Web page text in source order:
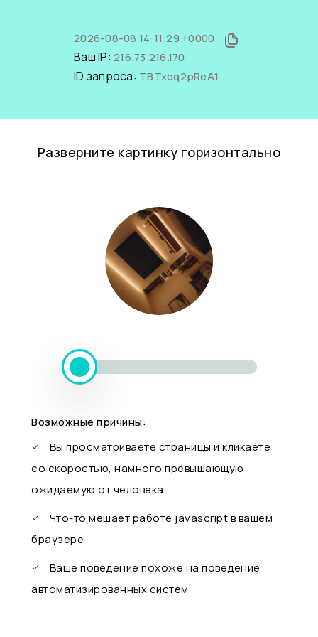
2026-08-08 14:11:29 +0000
Ваш IP: 216.73.216.170
ID запроса: TBTxoq2pReA1
Разверните картинку горизонтально
Возможные причины:
Вы просматриваете страницы и кликаете
со скоростью, намного превышающую
ожидаемую от человека
Что-то мешает работе javascript в вашем
браузере
Ваше поведение похоже на поведение
автоматизированных систем